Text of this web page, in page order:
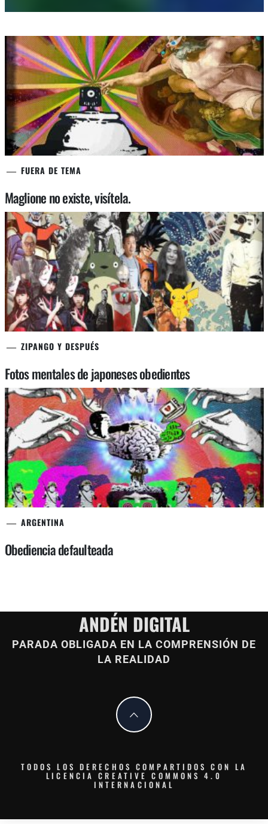
FUERA DE TEMA
Maglione no existe, visítela.
ZIPANGO Y DESPUÉS
Fotos mentales de japoneses obedientes
ARGENTINA
Obediencia defaulteada
ANDÉN DIGITAL
PARADA OBLIGADA EN LA COMPRENSIÓN DE
LA REALIDAD
TODOS LOS DERECHOS COMPARTIDOS CON LA
LICENCIA CREATIVE COMMONS 4.0
INTERNACIONAL